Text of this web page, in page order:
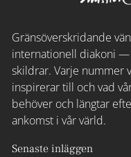
Gränsöverskridande
internationell diakoni —
skildrar. Varje nummer
inspirerar till och vad
behöver och längtar
ankomst i vår värld.
Senaste inläggen